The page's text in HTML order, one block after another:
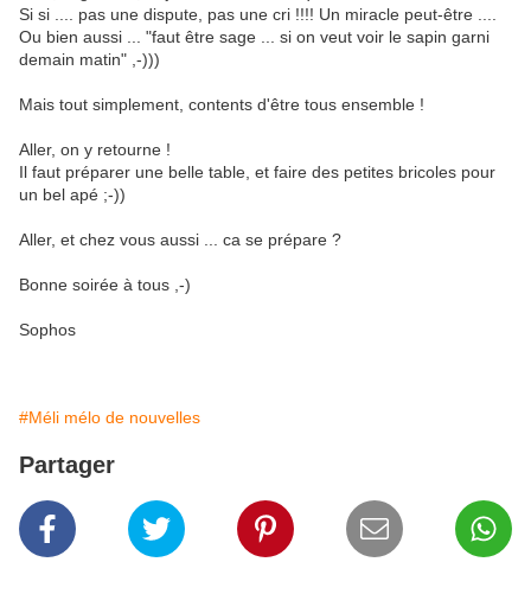
Si si .... pas une dispute, pas une cri !!!! Un miracle peut-être ....
Ou bien aussi ... "faut être sage ... si on veut voir le sapin garni
demain matin" ,-)))
Mais tout simplement, contents d'être tous ensemble !
Aller, on y retourne !
Il faut préparer une belle table, et faire des petites bricoles pour
un bel apé ;-))
Aller, et chez vous aussi ... ca se prépare ?
Bonne soirée à tous ,-)
Sophos
#Méli mélo de nouvelles
Partager